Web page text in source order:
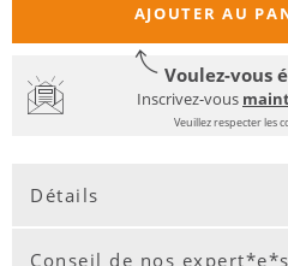
AJOUTER AU
Voulez-vous
Inscrivez-vous
Veuillez respecter les
Détails
Conseil de nos expert*e*s